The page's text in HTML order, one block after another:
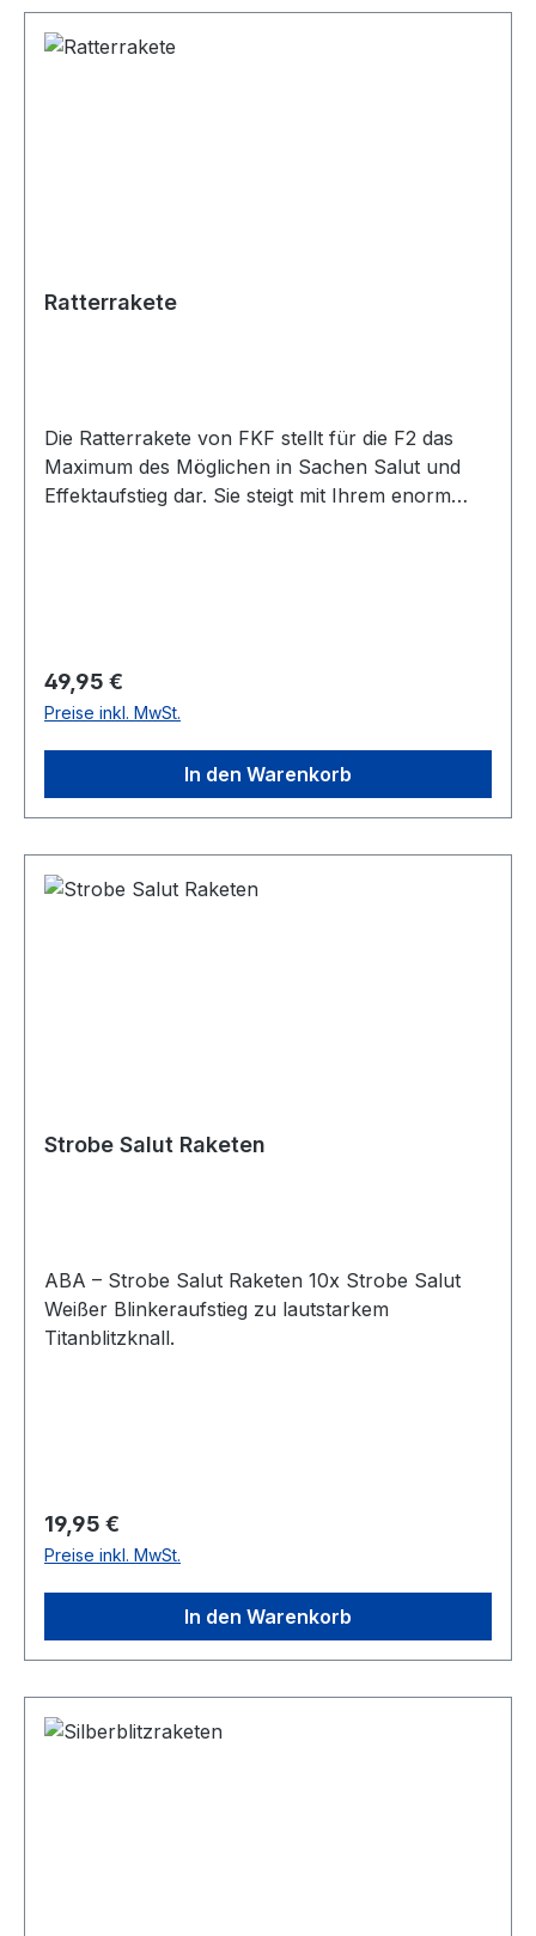
Ratterrakete
Die Ratterrakete von FKF stellt für die F2 das
Maximum des Möglichen in Sachen Salut und
Effektaufstieg dar. Sie steigt mit Ihrem enorm
Verträglichkeit in sensiblen Umgebungen aus.
Kappe und Treiber bestehen komplett aus
Papier, wodurch sich die Rakete auch ideal in
Wein- und Obstanbaugebieten einsetzen
lässt.Selbstverständlich wird auch dieser Artikel
von FKF in bester Handwerkskultur zu 100% in
Regulärer Preis:
49,95 €
Preise inkl. MwSt.
In den Warenkorb
Strobe Salut Raketen
ABA – Strobe Salut Raketen 10x Strobe Salut
Weißer Blinkeraufstieg zu lautstarkem
Titanblitzknall.
Regulärer Preis:
19,95 €
Preise inkl. MwSt.
In den Warenkorb